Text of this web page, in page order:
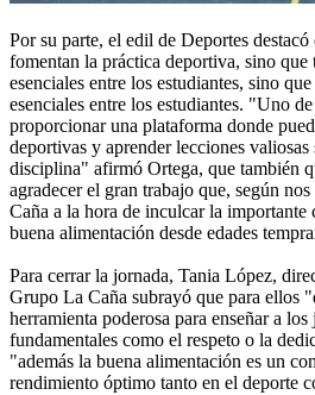
Por su parte, el edil de Deportes
fomentan la práctica deportiva, sino
esenciales entre los estudiantes, sino
esenciales entre los estudiantes. "Uno
proporcionar una plataforma donde
deportivas y aprender lecciones
disciplina" afirmó Ortega, que también
agradecer el gran trabajo que, según
Caña a la hora de inculcar la importante
buena alimentación desde edades
Para cerrar la jornada, Tania López,
Grupo La Caña subrayó que para ellos
herramienta poderosa para enseñar a
fundamentales como el respeto o la
"además la buena alimentación es un
rendimiento óptimo tanto en el deporte